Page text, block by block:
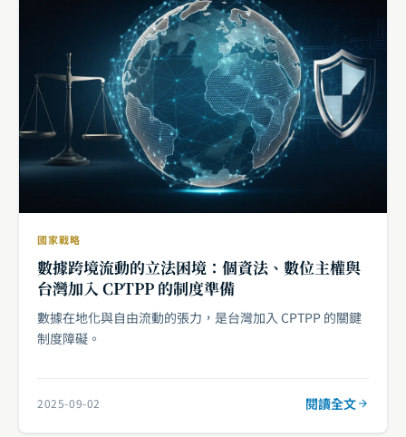
國家戰略
數據跨境流動的立法困境：個資法、數位主權與
台灣加入 CPTPP 的制度準備
數據在地化與自由流動的張力，是台灣加入 CPTPP 的關鍵
制度障礙。
2025-09-02 閱讀全文